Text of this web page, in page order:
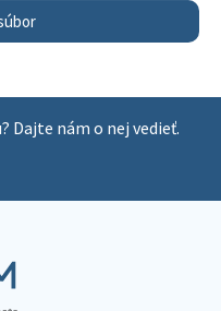
Dajte nám o nej vedieť.